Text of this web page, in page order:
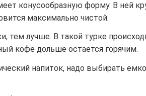
конусообразную форму. В ней
максимально чистой.
тем лучше. В такой турке
кофе дольше остается горячим.
напиток, надо выбирать